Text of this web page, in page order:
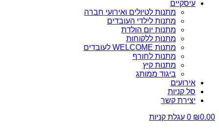
עיסקיים
מתנות לטיולים ואירועי חברה
מתנות לילדי העובדים
מתנות יום הולדת
מתנות ללקוחות
מתנות WELCOME לעובדים
מתנות לחורף
מתנות קיץ
ביגוד ממותג
אירועים
סל קניות
יצירת קשר
₪0.00
0 עגלת קניות